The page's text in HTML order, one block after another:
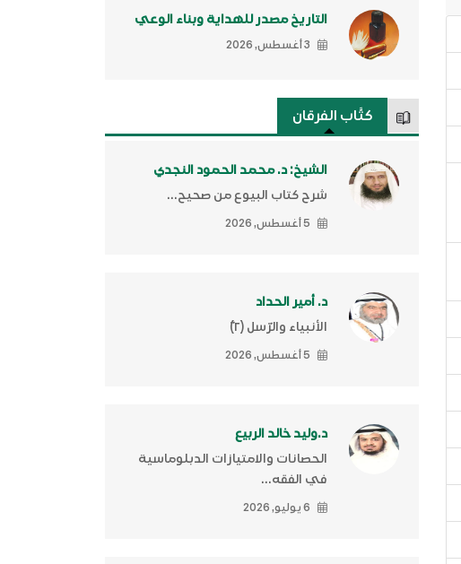
التاريخ مصدر للهداية وبناء الوعي
3 أغسطس, 2026
كتَّاب الفرقان
الشيخ: د. محمد الحمود النجدي
شرح كتاب البيوع من صحيح...
5 أغسطس, 2026
د. أمير الحداد
الأنبياء والرّسل (٢)ّ
5 أغسطس, 2026
د.وليد خالد الربيع
الحصانات والامتيازات الدبلوماسية
في الفقه...
6 يوليو, 2026